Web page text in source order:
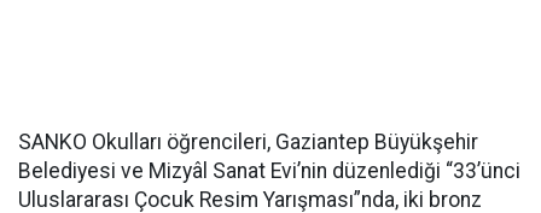
SANKO Okulları öğrencileri, Gaziantep Büyükşehir
Belediyesi ve Mizyâl Sanat Evi’nin düzenlediği “33’ünci
Uluslararası Çocuk Resim Yarışması”nda, iki bronz